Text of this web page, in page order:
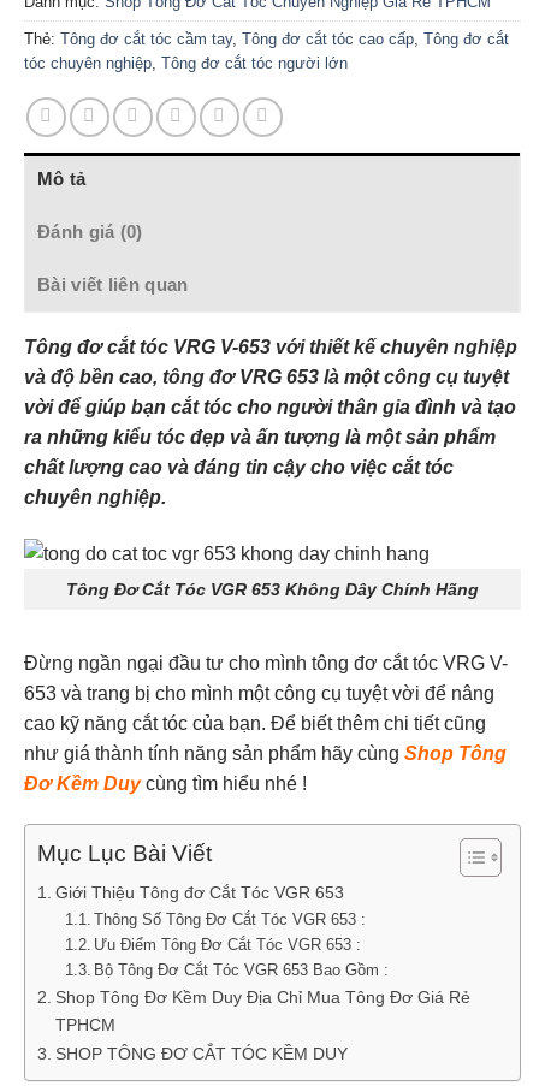
Thẻ: Tông đơ cắt tóc cầm tay, Tông đơ cắt tóc cao cấp Tông đơ cắt
tóc chuyên nghiệp Tông đơ cắt tóc người lớn
Mô tả
Đánh giá (0)
Bài viết liên quan
Tông đơ cắt tóc VRG V-653 với thiết kế chuyên nghiệp
và độ bền cao, tông đơ VRG 653 là một công cụ tuyệt
vời để giúp bạn cắt tóc cho người thân gia đình và tạo
ra những kiểu tóc đẹp và ấn tượng là một sản phẩm
chất lượng cao và đáng tin cậy cho việc cắt tóc
chuyên nghiệp.
Tông Đơ Cắt Tóc VGR 653 Không Dây Chính Hãng
Đừng ngần ngại đầu tư cho mình tông đơ cắt tóc VRG V-
653 và trang bị cho mình một công cụ tuyệt vời để nâng
cao kỹ năng cắt tóc của bạn. Để biết thêm chi tiết cũng
như giá thành tính năng sản phẩm hãy cùng Shop Tông
Đơ Kềm Duycùng tìm hiểu nhé !
Mục Lục Bài Viết
Giới Thiệu Tông đơ Cắt Tóc VGR 653
Thông Số Tông Đơ Cắt Tóc VGR 653 :
Ưu Điểm Tông Đơ Cắt Tóc VGR 653 :
Bộ Tông Đơ Cắt Tóc VGR 653 Bao Gồm :
Shop Tông Đơ Kềm Duy Địa Chỉ Mua Tông Đơ Giá Rẻ
TPHCM
SHOP TÔNG ĐƠ CẮT TÓC KỀM DUY